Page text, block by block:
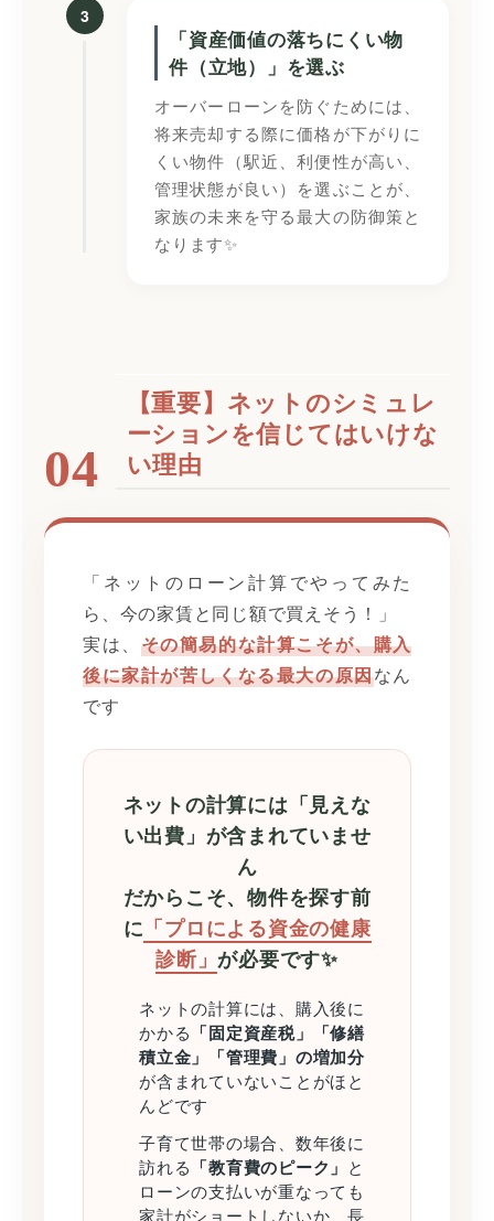
3
「資産価値の落ちにくい物
件（立地）」を選ぶ
オーバーローンを防ぐためには、
将来売却する際に価格が下がりに
くい物件（駅近、利便性が高い、
管理状態が良い）を選ぶことが、
家族の未来を守る最大の防御策と
なります✨
04
【重要】ネットのシミュレ
ーションを信じてはいけな
い理由
「ネットのローン計算でやってみた
ら、今の家賃と同じ額で買えそう！」
実は、 その簡易的な計算こそが、購入
後に家計が苦しくなる最大の原因なん
です
ネットの計算には「見えな
い出費」が含まれていませ
ん
だからこそ、物件を探す前
に 「プロによる資金の健康
診断」 が必要です✨
ネットの計算には、購入後に
かかる 「固定資産税」「修繕
積立金」「管理費」の増加分
が含まれていないことがほと
んどです
子育て世帯の場合、数年後に
訪れる 「教育費のピーク」 と
ローンの支払いが重なっても
家計がショートしないか、長